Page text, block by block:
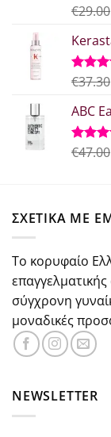
από 5
€29.00
από 5
€37.30
ABC
€47.00
ΣΧΕΤΙΚΑ ΜΕ
Το κορυφαίο
σύγχρονη
μοναδικές
NEWSLETTER